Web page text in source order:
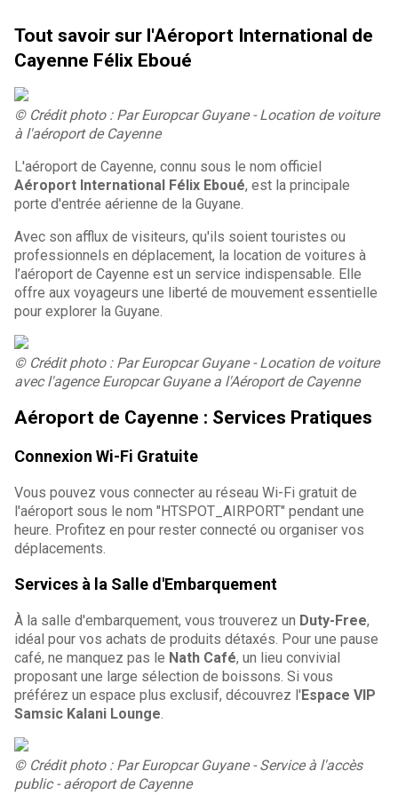
Tout savoir sur l'Aéroport International de
Cayenne Félix Eboué
© Crédit photo : Par Europcar Guyane - Location de voiture
à l'aéroport de Cayenne
L'aéroport de Cayenne, connu sous le nom officiel
Aéroport International Félix Eboué, est la principale
porte d'entrée aérienne de la Guyane.
Avec son afflux de visiteurs, qu'ils soient touristes ou
professionnels en déplacement, la location de voitures à
l’aéroport de Cayenne est un service indispensable. Elle
offre aux voyageurs une liberté de mouvement essentielle
pour explorer la Guyane.
© Crédit photo : Par Europcar Guyane - Location de voiture
avec l'agence Europcar Guyane a l'Aéroport de Cayenne
Aéroport de Cayenne : Services Pratiques
Connexion Wi-Fi Gratuite
Vous pouvez vous connecter au réseau Wi-Fi gratuit de
l'aéroport sous le nom "HTSPOT_AIRPORT" pendant une
heure. Profitez en pour rester connecté ou organiser vos
déplacements.
Services à la Salle d'Embarquement
À la salle d'embarquement, vous trouverez un Duty-Free,
idéal pour vos achats de produits détaxés. Pour une pause
café, ne manquez pas le Nath Café, un lieu convivial
proposant une large sélection de boissons. Si vous
préférez un espace plus exclusif, découvrez l'Espace VIP
Samsic Kalani Lounge.
© Crédit photo : Par Europcar Guyane - Service à l'accès
public - aéroport de Cayenne